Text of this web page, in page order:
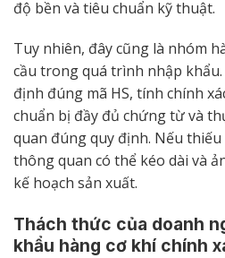
độ bền và tiêu chuẩn kỹ thuật.
Tuy nhiên, đây cũng là nhóm
cầu trong quá trình nhập
định đúng mã HS, tính chính
chuẩn bị đầy đủ chứng từ và
quan đúng quy định. Nếu
thông quan có thể kéo dài và
kế hoạch sản xuất.
Thách thức của doanh
khẩu hàng cơ khí chính